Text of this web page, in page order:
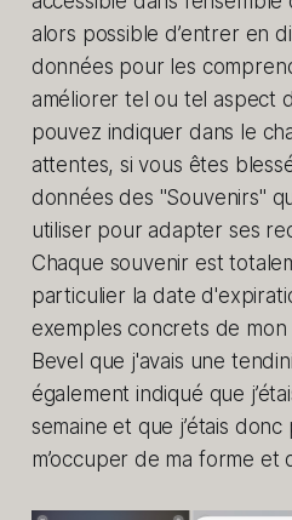
alors possible d’entrer en
données pour les
améliorer tel ou tel aspect
pouvez indiquer dans le
attentes, si vous êtes
données des "Souvenirs"
utiliser pour adapter ses
Chaque souvenir est
particulier la date
exemples concrets de mon
Bevel que j'avais une
également indiqué que
semaine et que j’étais
m’occuper de ma forme et